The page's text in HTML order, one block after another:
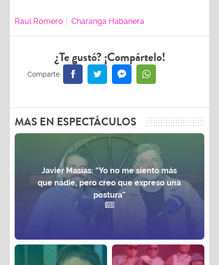
Raul Romero Charanga Habanera
¿Te gustó? ¡Compártelo!
MAS EN ESPECTÁCULOS
Javier Masías: “Yo no me siento más
que nadie, pero creo que expreso una
postura”